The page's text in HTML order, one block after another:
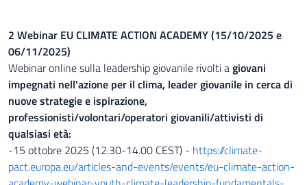
2 Webinar EU CLIMATE ACTION ACADEMY (15/10/2025 e
06/11/2025)
Webinar online sulla leadership giovanile rivolti agiovani
impegnati nell'azione per il clima, leader giovanile in cerca di
nuove strategie e ispirazione,
professionisti/volontari/operatori giovanili/attivisti di
qualsiasi età:
-15 ottobre 2025 (12.30-14.00 CEST) - https://climate-
pact.europa.eu/articles-and-events/events/eu-climate-action-